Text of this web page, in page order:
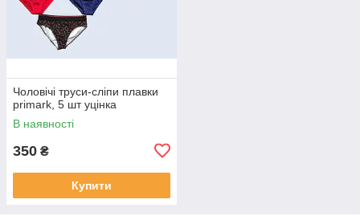
Чоловічі труси-сліпи плавки
primark, 5 шт уцінка
В наявності
350 ₴
Купити